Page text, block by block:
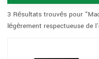
3 Résultats trouvés pour
légèrement respectueuse de